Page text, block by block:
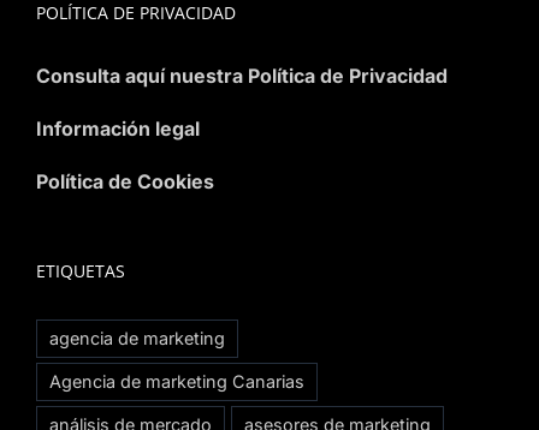
POLÍTICA DE PRIVACIDAD
Consulta aquí nuestra Política de Privacidad
Información legal
Política de Cookies
ETIQUETAS
agencia de marketing
Agencia de marketing Canarias
análisis de mercado asesores de marketing